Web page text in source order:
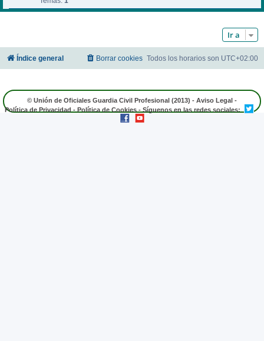
Ir a
Índice general Todos los horarios son UTC+02:00
Borrar cookies
© Unión de Oficiales Guardia Civil Profesional (2013) - Aviso Legal -
Política de Privacidad - Política de Cookies - Síguenos en las redes sociales: